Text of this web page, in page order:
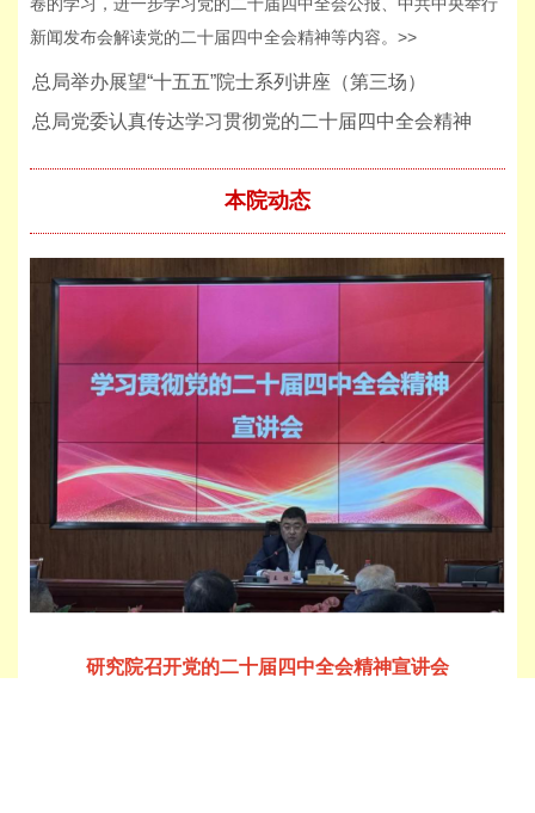
新闻发布会解读党的二十届四中全会精神等内容。>>
总局举办展望“十五五”院士系列讲座（第三场）
总局党委认真传达学习贯彻党的二十届四中全会精神
本院动态
研究院召开党的二十届四中全会精神宣讲会